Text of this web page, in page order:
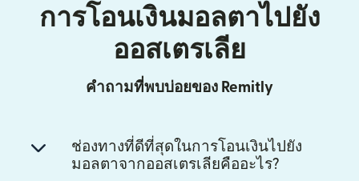
การโอนเงินมอลตาไปยัง
ออสเตรเลีย
คำถามที่พบบ่อยของ Remitly
ช่องทางที่ดีที่สุดในการโอนเงินไปยัง
มอลตาจากออสเตรเลียคืออะไร?